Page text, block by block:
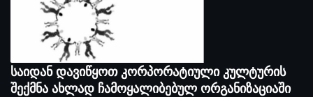
საიდან დავიწყოთ კორპორატიული კულტურის
შექმნა ახლად ჩამოყალიბებულ ორგანიზაციაში